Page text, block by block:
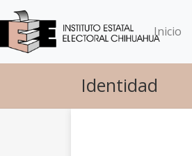
Inicio
Identidad